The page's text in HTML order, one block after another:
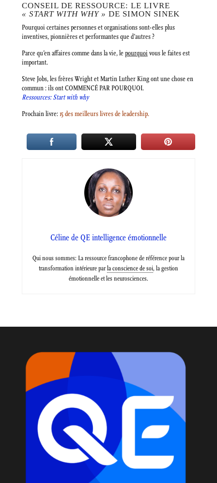
CONSEIL DE RESSOURCE: LE LIVRE
« START WITH WHY » DE SIMON SINEK
Pourquoi certaines personnes et organisations sont-elles plus
inventives, pionnières et performantes que d’autres ?
Parce qu’en affaires comme dans la vie, lepourquoivous le faites est
important.
Steve Jobs, les frères Wright et Martin Luther King ont une chose en
commun : ils ont COMMENCÉ PAR POURQUOI.
Ressources: Start with why
Prochain livre:15 des meilleurs livres deleadership.
Céline de QE intelligence émotionnelle
Qui nous sommes: La ressource francophone de référence pour la
transformation intérieure parla conscience de soi, la gestion
émotionnelle et les neurosciences.